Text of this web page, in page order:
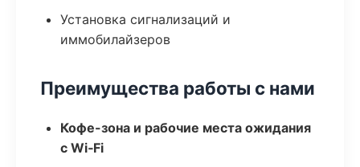
Установка сигнализаций и
иммобилайзеров
Преимущества работы с нами
Кофе-зона и рабочие места ожидания
с Wi‑Fi